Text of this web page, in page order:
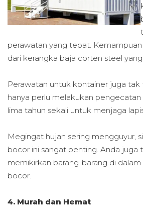
perawatan yang tepat. Kemampuan
dari kerangka baja corten steel yang
Perawatan untuk kontainer juga tak
hanya perlu melakukan pengecatan
lima tahun sekali untuk menjaga
Megingat hujan sering mengguyur,
bocor ini sangat penting. Anda juga
memikirkan barang-barang di
bocor.
4. Murah dan Hemat